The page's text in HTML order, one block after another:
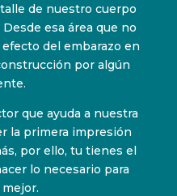
de nuestro cuerpo
esa área que no
del embarazo en
por algún
que ayuda a nuestra
la primera impresión
por ello, tu tienes el
lo necesario para